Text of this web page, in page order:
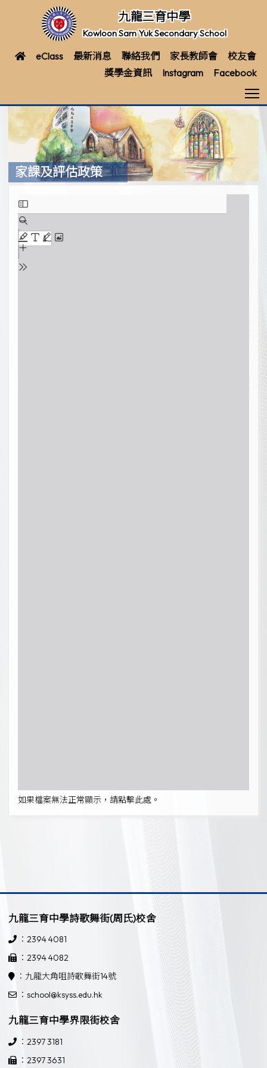
九龍三育中學
Kowloon Sam Yuk Secondary School
eClass 最新消息 聯絡我們 家長教師會
校友會
獎學金資訊
Instagram Facebook
家課及評估政策
如果檔案無法正常顯示，請點擊此處。
九龍三育中學詩歌舞街(周氏)校舍
：2394 4081
：2394 4082
：九龍大角咀詩歌舞街14號
：school@ksyss.edu.hk
九龍三育中學界限街校舍
：2397 3181
：2397 3631